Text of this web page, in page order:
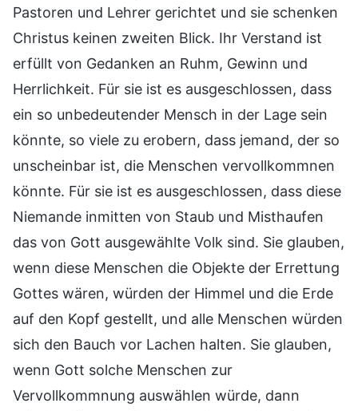
Pastoren und Lehrer gerichtet und sie schenken
Christus keinen zweiten Blick. Ihr Verstand ist
erfüllt von Gedanken an Ruhm, Gewinn und
Herrlichkeit. Für sie ist es ausgeschlossen, dass
ein so unbedeutender Mensch in der Lage sein
könnte, so viele zu erobern, dass jemand, der so
unscheinbar ist, die Menschen vervollkommnen
könnte. Für sie ist es ausgeschlossen, dass diese
Niemande inmitten von Staub und Misthaufen
das von Gott ausgewählte Volk sind. Sie glauben,
wenn diese Menschen die Objekte der Errettung
Gottes wären, würden der Himmel und die Erde
auf den Kopf gestellt, und alle Menschen würden
sich den Bauch vor Lachen halten. Sie glauben,
wenn Gott solche Menschen zur
Vervollkommnung auswählen würde, dann